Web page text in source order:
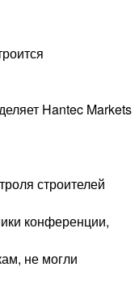
Hantec Markets
строителей
конференции,
не могли